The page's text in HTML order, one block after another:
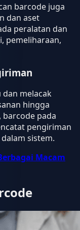
barcode juga
dan aset
peralatan dan
pemeliharaan,
melacak
hingga
pada
pengiriman
sistem.
Macam